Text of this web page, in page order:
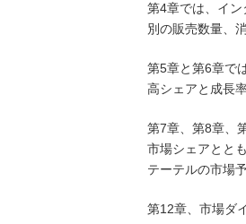
第4章では、イ
別の販売数量、
第5章と第6章で
高シェアと成長
第7章、第8章、
市場シェアとと
テーテルの市場
第12章、市場ダ